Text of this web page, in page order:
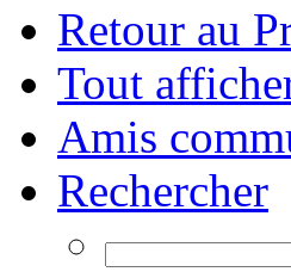
Retour au
Tout
Amis
Rechercher